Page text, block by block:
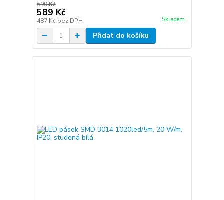
699 Kč
589 Kč
487 Kč bez DPH Skladem
Přidat do košíku